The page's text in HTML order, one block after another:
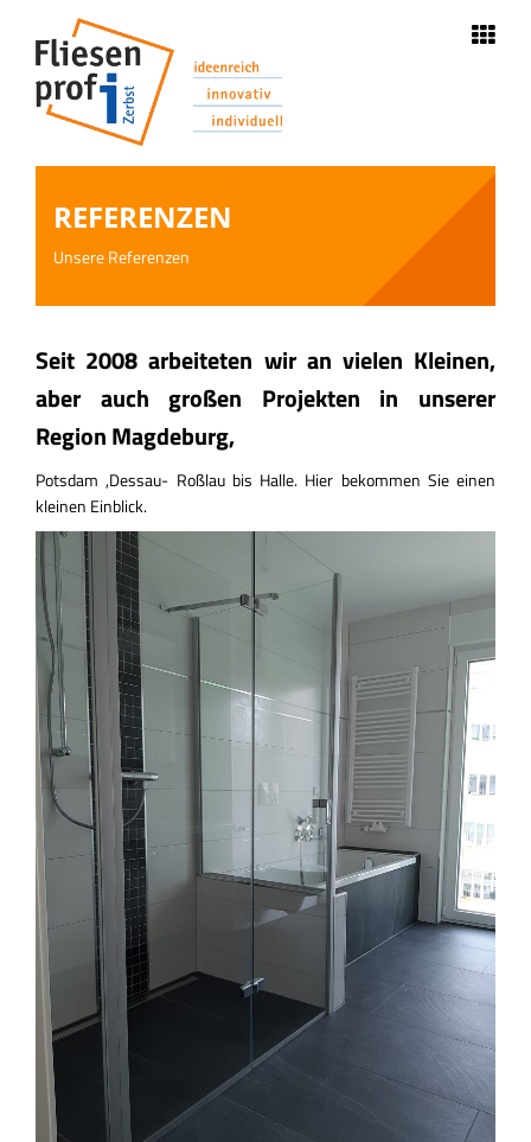
Navigation
STARTSEITE
ÜBER UNS
LEISTUNGEN
STELLENANGEBOTE
REFERENZEN
AKTUELLES
KONTAKT
REFERENZEN
Unsere Referenzen
Seit 2008 arbeiteten wir an vielen Kleinen,
aber auch großen Projekten in unserer
Region Magdeburg,
Potsdam ,Dessau- Roßlau bis Halle. Hier bekommen Sie einen
kleinen Einblick.